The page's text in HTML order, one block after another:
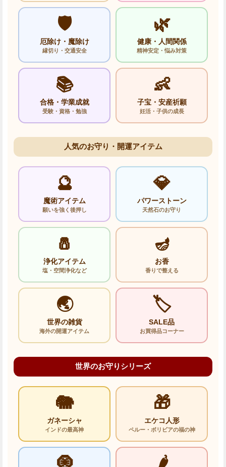
🛡️
厄除け・魔除け
縁切り・交通安全
🌿
健康・人間関係
精神安定・悩み対策
📚
合格・学業成就
受験・資格・勉強
👶
子宝・安産祈願
妊活・子供の成長
人気のお守り・開運アイテム
🔮
魔術アイテム
願いを強く後押し
💎
パワーストーン
天然石のお守り
🧂
浄化アイテム
塩・空間浄化など
🪔
お香
香りで整える
🌏
世界の雑貨
海外の開運アイテム
🏷️
SALE品
お買得品コーナー
世界のお守りシリーズ
🐘
ガネーシャ
インドの最高神
🎁
エケコ人形
ペルー・ボリビアの福の神